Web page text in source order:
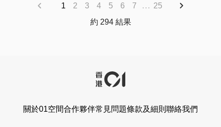
1 2 3 4 5 6 7 … 25
約 294 結果
關於01空間合作夥伴常見問題條款及細則 聯絡我們